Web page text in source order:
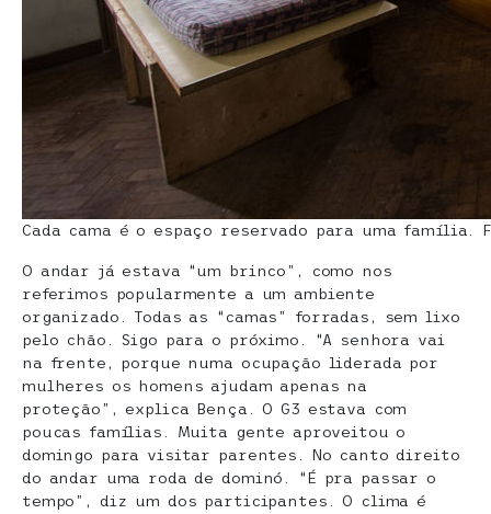
Cada cama é o espaço reservado para uma família.
O andar já estava “um brinco”, como nos
referimos popularmente a um ambiente
organizado. Todas as “camas” forradas, sem lixo
pelo chão. Sigo para o próximo. “A senhora vai
na frente, porque numa ocupação liderada por
mulheres os homens ajudam apenas na
proteção”, explica Bença. O G3 estava com
poucas famílias. Muita gente aproveitou o
domingo para visitar parentes. No canto direito
do andar uma roda de dominó. “É pra passar o
tempo”, diz um dos participantes. O clima é